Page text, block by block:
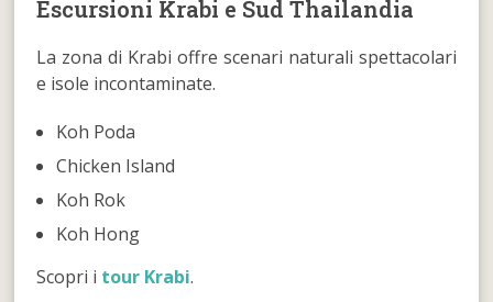
Escursioni Krabi e Sud Thailandia
La zona di Krabi offre scenari naturali spettacolari
e isole incontaminate.
Koh Poda
Chicken Island
Koh Rok
Koh Hong
Scopri i tour Krabi.